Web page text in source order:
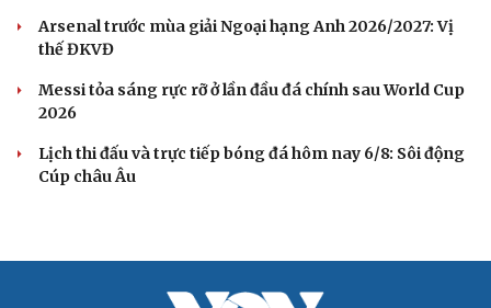
Arsenal trước mùa giải Ngoại hạng Anh 2026/2027: Vị
thế ĐKVĐ
Messi tỏa sáng rực rỡ ở lần đầu đá chính sau World Cup
2026
Lịch thi đấu và trực tiếp bóng đá hôm nay 6/8: Sôi động
Cúp châu Âu